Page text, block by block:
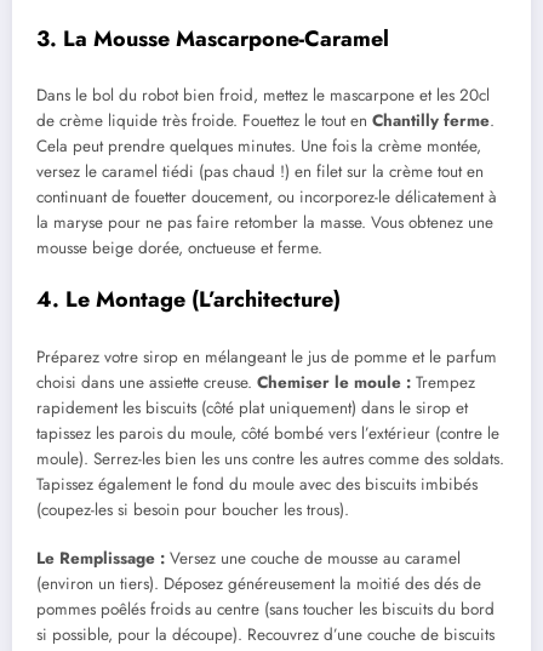
3. La Mousse Mascarpone-Caramel
Dans le bol du robot bien froid, mettez le mascarpone et les 20cl
de crème liquide très froide. Fouettez le tout en Chantilly ferme.
Cela peut prendre quelques minutes. Une fois la crème montée,
versez le caramel tiédi (pas chaud !) en filet sur la crème tout en
continuant de fouetter doucement, ou incorporez-le délicatement à
la maryse pour ne pas faire retomber la masse. Vous obtenez une
mousse beige dorée, onctueuse et ferme.
4. Le Montage (L’architecture)
Préparez votre sirop en mélangeant le jus de pomme et le parfum
choisi dans une assiette creuse. Chemiser le moule : Trempez
rapidement les biscuits (côté plat uniquement) dans le sirop et
tapissez les parois du moule, côté bombé vers l’extérieur (contre le
moule). Serrez-les bien les uns contre les autres comme des soldats.
Tapissez également le fond du moule avec des biscuits imbibés
(coupez-les si besoin pour boucher les trous).
Le Remplissage : Versez une couche de mousse au caramel
(environ un tiers). Déposez généreusement la moitié des dés de
pommes poêlés froids au centre (sans toucher les biscuits du bord
si possible, pour la découpe). Recouvrez d’une couche de biscuits